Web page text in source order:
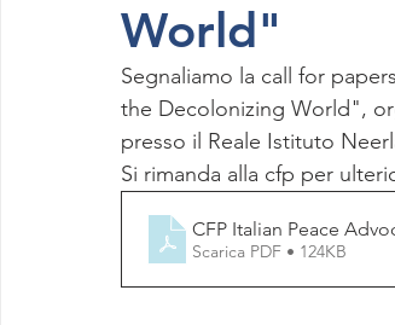
World"
Segnaliamo la call for
the Decolonizing World",
presso il Reale Istituto
Si rimanda alla cfp per
CFP Italian Peace
Scarica PDF • 124KB